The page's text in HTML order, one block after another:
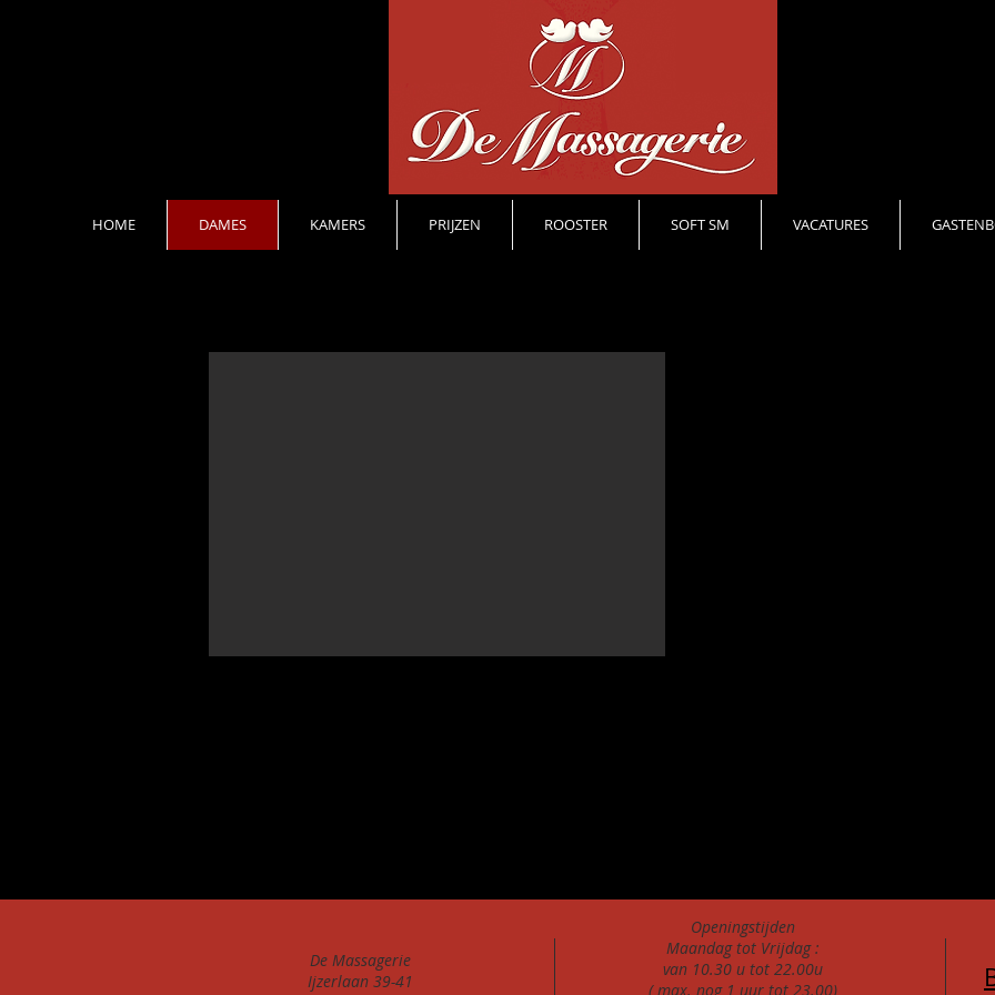
HOME DAMES KAMERS PRIJZEN ROOSTER SOFT SM VACATURES
De Massagerie
Ijzerlaan 39-41
Openingstijden
Maandag tot Vrijdag :
van 10.30 u tot 22.00u
( max. nog 1 uur tot 23.00)